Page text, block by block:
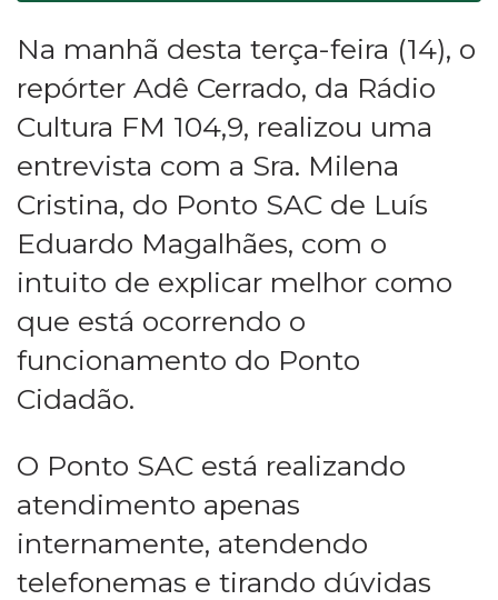
Na manhã desta terça-feira (14), o
repórter Adê Cerrado, da Rádio
Cultura FM 104,9, realizou uma
entrevista com a Sra. Milena
Cristina, do Ponto SAC de Luís
Eduardo Magalhães, com o
intuito de explicar melhor como
que está ocorrendo o
funcionamento do Ponto
Cidadão.
O Ponto SAC está realizando
atendimento apenas
internamente, atendendo
telefonemas e tirando dúvidas